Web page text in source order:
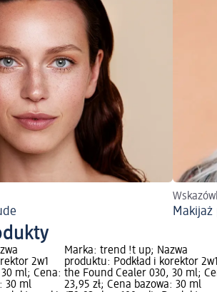
2w1
ml; Cena:
30 ml
Marka: trend !t up; Nazwa
produktu: Podkład i korektor 2w1
the Found Cealer 030, 30 ml;
23,95 zł; Cena bazowa: 30 ml